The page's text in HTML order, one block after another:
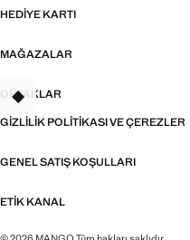
HEDIYE KARTI
MAĞAZALAR
ORTAKLAR
GIZLILIK POLITIKASI VE ÇEREZLER
GENEL SATIŞ KOŞULLARI
ETIK KANAL